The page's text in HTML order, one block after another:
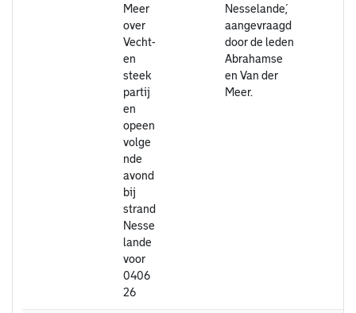
Meer
over
Vecht-
en
steek
partij
en
opeen
volge
nde
avond
bij
strand
Nesse
lande
voor
0406
26
Nesselande´,
aangevraagd
door de leden
Abrahamse
en Van der
Meer.